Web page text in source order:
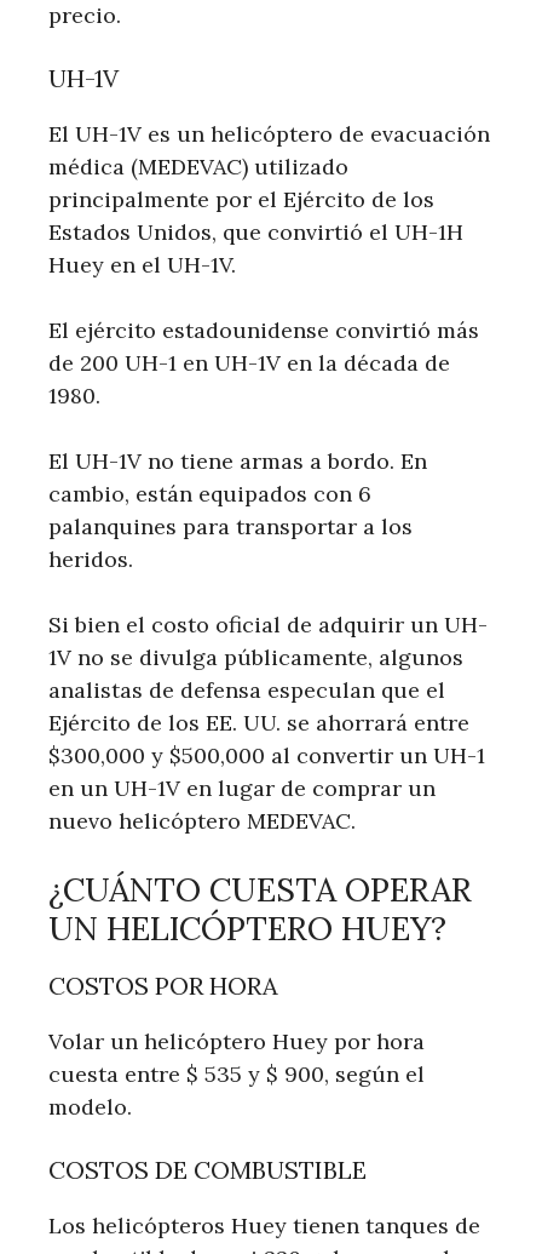
precio.
UH-1V
El UH-1V es un helicóptero de evacuación
médica (MEDEVAC) utilizado
principalmente por el Ejército de los
Estados Unidos, que convirtió el UH-1H
Huey en el UH-1V.
El ejército estadounidense convirtió más
de 200 UH-1 en UH-1V en la década de
1980.
El UH-1V no tiene armas a bordo. En
cambio, están equipados con 6
palanquines para transportar a los
heridos.
Si bien el costo oficial de adquirir un UH-
1V no se divulga públicamente, algunos
analistas de defensa especulan que el
Ejército de los EE. UU. se ahorrará entre
$300,000 y $500,000 al convertir un UH-1
en un UH-1V en lugar de comprar un
nuevo helicóptero MEDEVAC.
¿CUÁNTO CUESTA OPERAR
UN HELICÓPTERO HUEY?
COSTOS POR HORA
Volar un helicóptero Huey por hora
cuesta entre $ 535 y $ 900, según el
modelo.
COSTOS DE COMBUSTIBLE
Los helicópteros Huey tienen tanques de